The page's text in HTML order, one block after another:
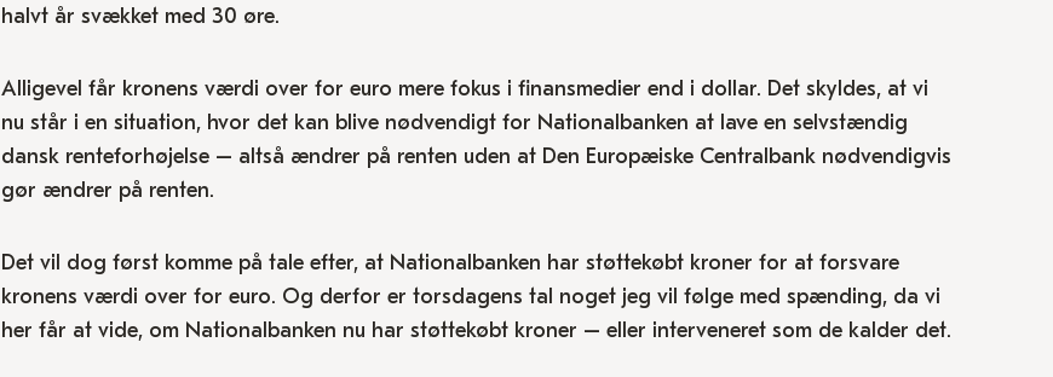
halvt år svækket med 30 øre.
Alligevel får kronens værdi over for euro mere fokus i finansmedier end i dollar. Det skyldes, at vi
nu står i en situation, hvor det kan blive nødvendigt for Nationalbanken at lave en selvstændig
dansk renteforhøjelse – altså ændrer på renten uden at Den Europæiske Centralbank nødvendigvis
gør ændrer på renten.
Det vil dog først komme på tale efter, at Nationalbanken har støttekøbt kroner for at forsvare
kronens værdi over for euro. Og derfor er torsdagens tal noget jeg vil følge med spænding, da vi
her får at vide, om Nationalbanken nu har støttekøbt kroner – eller interveneret som de kalder det.